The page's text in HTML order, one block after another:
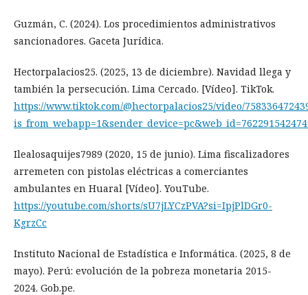
Guzmán, C. (2024). Los procedimientos administrativos
sancionadores. Gaceta Jurídica.
Hectorpalacios25. (2025, 13 de diciembre). Navidad llega y
también la persecución. Lima Cercado. [Vídeo]. TikTok.
https://www.tiktok.com/@hectorpalacios25/video/
Ilealosaquijes7989 (2020, 15 de junio). Lima fiscalizadores
arremeten con pistolas eléctricas a comerciantes
ambulantes en Huaral [Vídeo]. YouTube.
https://youtube.com/shorts/sU7jLYCzPVA?si=IpjPlDGr0-
KgrzCc
Instituto Nacional de Estadística e Informática. (2025, 8 de
mayo). Perú: evolución de la pobreza monetaria 2015-
2024. Gob.pe.